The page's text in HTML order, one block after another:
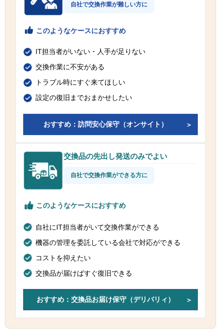
自社で交換作業が難しい方に
このようなケースにおすすめ
IT担当者がいない・人手が足りない
交換作業に不安がある
トラブル時にすぐ来てほしい
設定の復旧までおまかせしたい
おすすめ：訪問安心保守（オンサイト）
交換品の先出し発送のみでよい
自社で交換作業ができる方に
このようなケースにおすすめ
自社にIT担当者がいて交換作業ができる
機器の管理を委託している会社で対応ができる
コストを抑えたい
交換品が届けばすぐ復旧できる
おすすめ：交換品お届け保守（デリバリィ）